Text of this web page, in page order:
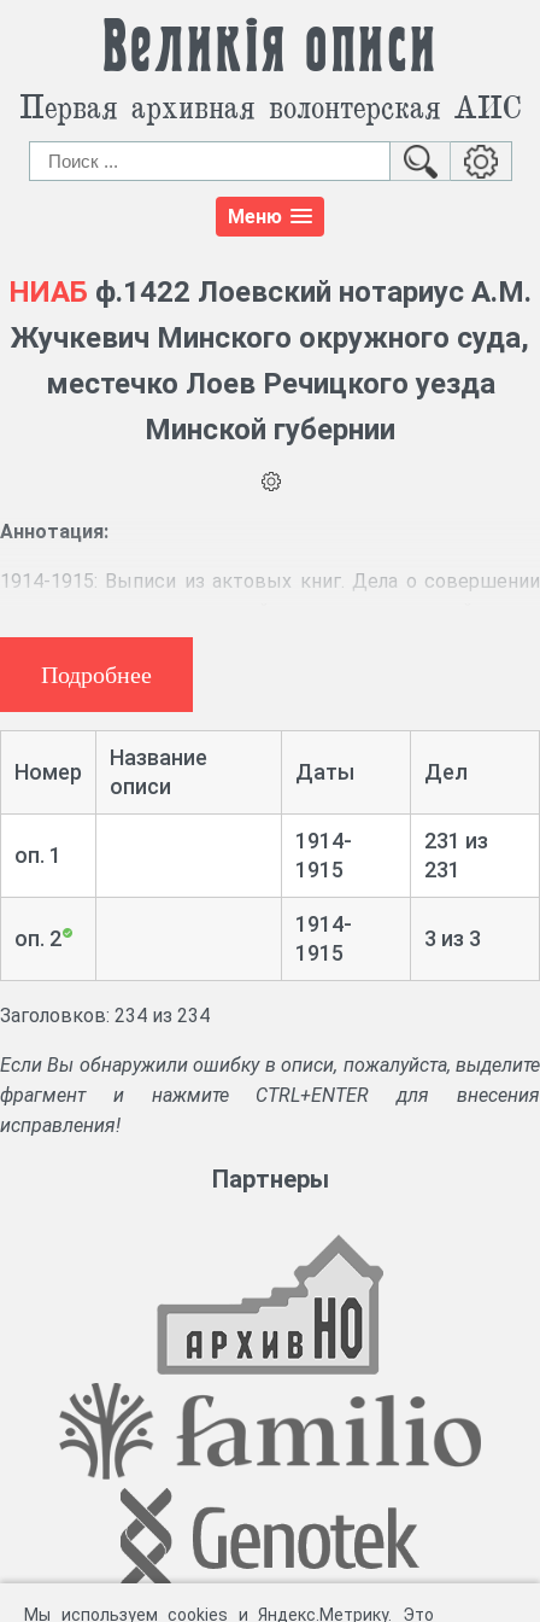
Великія описи
Первая архивная волонтерская АИС
Меню
НИАБ ф.1422 Лоевский нотариус А.М.
Жучкевич Минского окружного суда,
местечко Лоев Речицкого уезда
Минской губернии
Аннотация:
1914-1915: Выписи из актовых книг. Дела о совершении
Подробнее
Номер
Название
описи
Даты Дел
оп. 1
1914-
1915
231 из
231
оп. 2
1914-
1915
3 из 3
Заголовков: 234 из 234
Если Вы обнаружили ошибку в описи, пожалуйста, выделите
фрагмент и нажмите CTRL+ENTER для внесения
исправления!
Партнеры
Мы используем cookies и Яндекс.Метрику. Это